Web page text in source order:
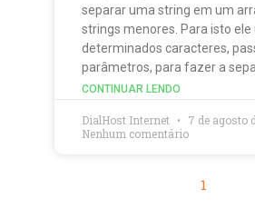
separar uma string em um
strings menores. Para isto ele
determinados caracteres,
parâmetros, para fazer a
CONTINUAR LENDO
DialHost Internet
7 de agosto
Nenhum comentário
1